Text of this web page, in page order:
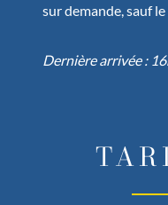
sur demande, sauf
Dernière arrivée :